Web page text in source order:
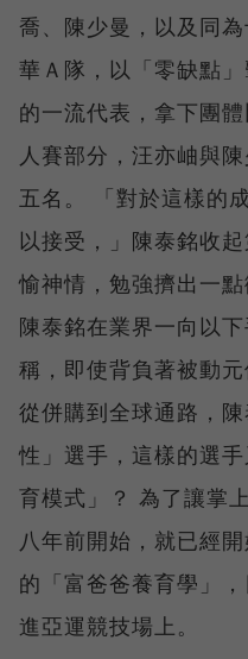
喬、陳少曼，以及同
華Ａ隊，以「零缺點
的一流代表，拿下團
人賽部分，汪亦岫與
五名。 「對於這樣的
以接受，」陳泰銘收
愉神情，勉強擠出一點
陳泰銘在業界一向以
稱，即使背負著被動
從併購到全球通路，
性」選手，這樣的選
育模式」？ 為了讓掌
八年前開始，就已經
的「富爸爸養育學」
進亞運競技場上。